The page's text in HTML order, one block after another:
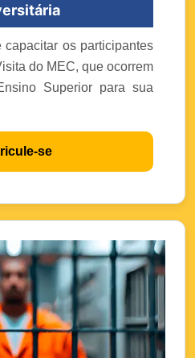
os participantes
do MEC, que ocorrem
Superior para sua
se